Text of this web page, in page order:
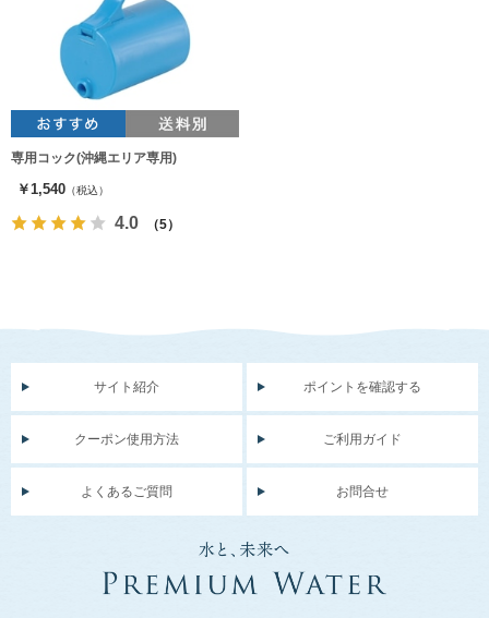
専用コック(沖縄エリア専用)
￥1,540 （税込）
4.0 （5）
サイト紹介 ポイントを確認する
クーポン使用方法 ご利用ガイド
よくあるご質問 お問合せ